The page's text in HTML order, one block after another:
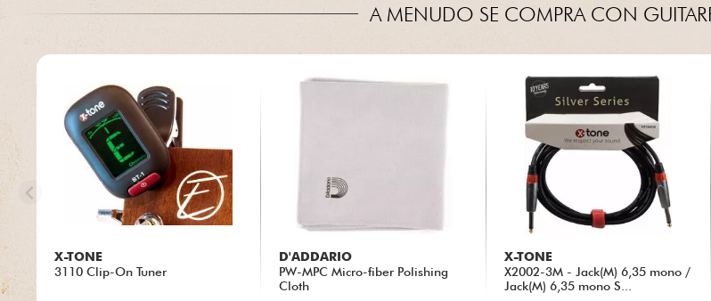
A MENUDO SE COMPRA CON
X-TONE
3110 Clip-On Tuner
D'ADDARIO
PW-MPC Micro-fiber Polishing
Cloth
X-TONE
X2002-3M - Jack(M) 6,35 mono /
Jack(M) 6,35 mono S...